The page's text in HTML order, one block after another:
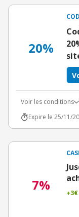
20%
Voir les conditions
Expire le 25/11/
7%